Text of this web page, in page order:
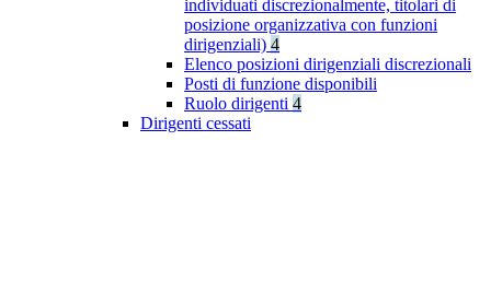
individuati discrezionalmente, titolari di
posizione organizzativa con funzioni
dirigenziali) 4
Elenco posizioni dirigenziali discrezionali
Posti di funzione disponibili
Ruolo dirigenti 4
Dirigenti cessati